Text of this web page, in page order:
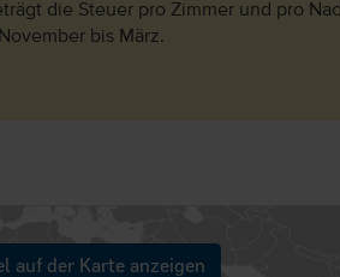
die Steuer pro Zimmer und pro
bis März.
auf der Karte anzeigen